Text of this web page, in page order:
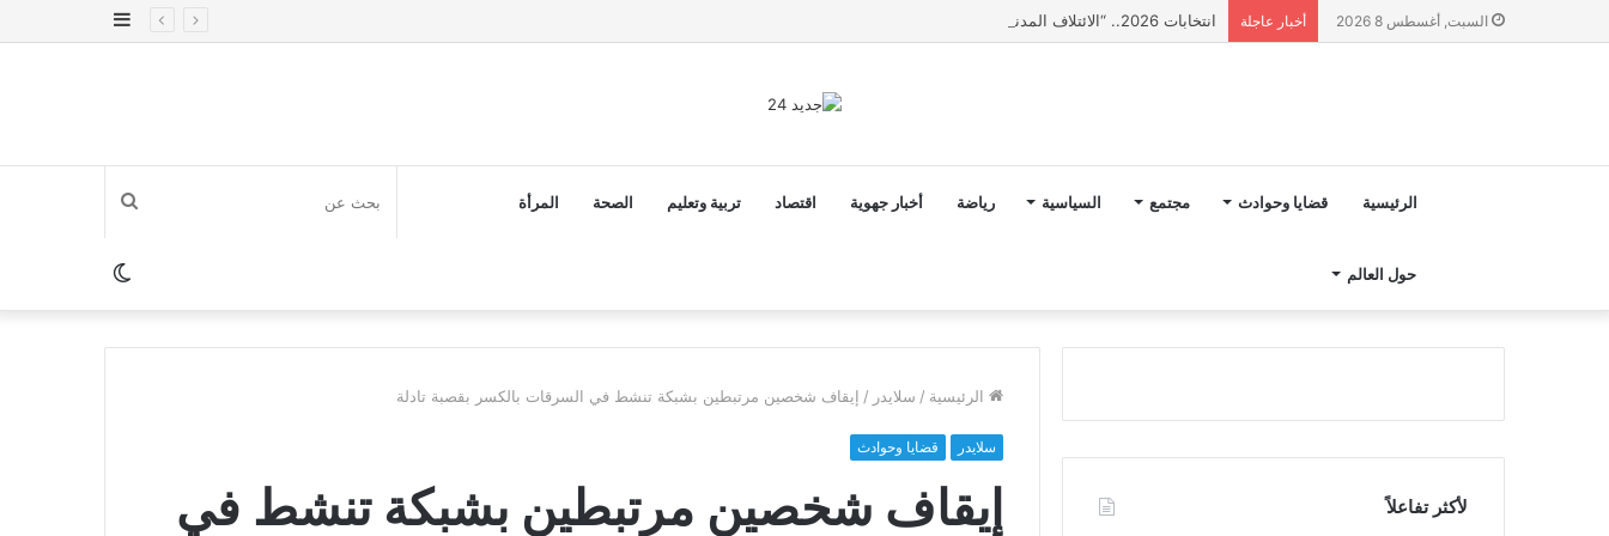
السبت, أغسطس 8 2026 أخبار عاجلة انتخابات 2026.. “الائتلاف المدني من أجل الجبل” يرفع عشرة مطالب أمام الأحزاب لإنصاف المناطق الجبلية
إضافة
الرئيسية قضايا وحوادث مجتمع السياسية رياضة أخبار جهوية اقتصاد تربية وتعليم الصحة المرأة
حول العالم
بحث
عنالوضع
المظلم
الرئيسية / سلايدر / إيقاف شخصين مرتبطين بشبكة تنشط في السرقات بالكسر بقصبة تادلة
سلايدر قضايا وحوادث
إيقاف شخصين مرتبطين بشبكة تنشط في
لأكثر تفاعلاً